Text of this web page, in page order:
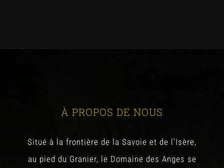
À PROPOS DE NOUS
Situé à la frontière de la Savoie et de l’Isère,
au pied du Granier, le Domaine des Anges se